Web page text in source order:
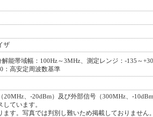
ザ
能帯域幅：100Hz～3MHz、測定レンジ：-135～
：高安定周波数基準
、-20dBm）及び外部信号（300MHz、-
ています。
す。写真では判別し難いため掲載しておりません。